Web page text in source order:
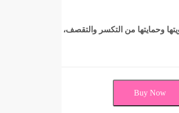
وحمايتها من التكسر والتقصف،
Buy Now